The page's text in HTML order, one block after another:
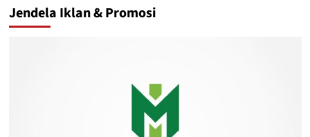
Jendela Iklan & Promosi